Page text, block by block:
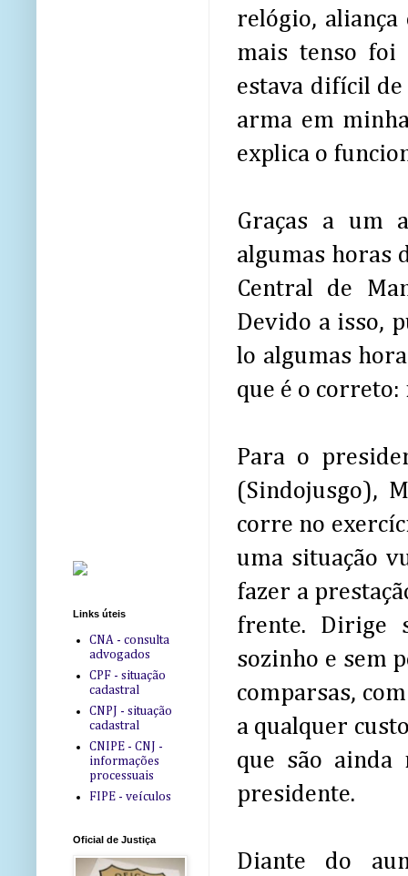
relógio, aliança
mais tenso foi
estava difícil
arma em
explica o
Graças a um
algumas horas
Central de
Devido a isso,
lo algumas
que é o correto:
Para o
(Sindojusgo),
corre no
uma situação
fazer a
frente. Dirige
sozinho e sem
comparsas,
a qualquer
que são ainda
presidente.
Diante do
Links úteis
CNA - consulta
advogados
CPF - situação
cadastral
CNPJ - situação
cadastral
CNIPE - CNJ -
informações
processuais
FIPE - veículos
Oficial de Justiça